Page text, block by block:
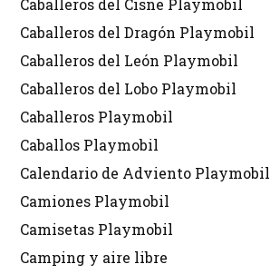
Caballeros del Dragón Playmobil
Caballeros del León Playmobil
Caballeros del Lobo Playmobil
Caballeros Playmobil
Caballos Playmobil
Calendario de Adviento Playmobil
Camiones Playmobil
Camisetas Playmobil
Camping y aire libre